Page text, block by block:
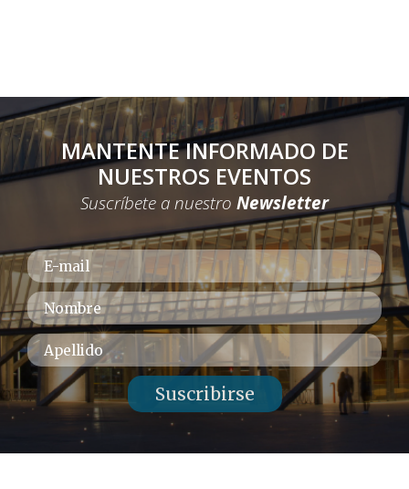
MANTENTE INFORMADO DE
NUESTROS EVENTOS
Suscríbete a nuestro Newsletter